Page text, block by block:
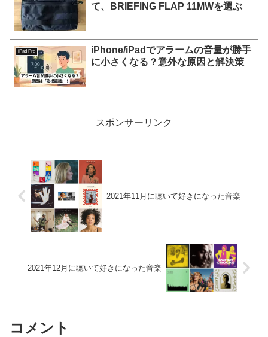
て、BRIEFING FLAP 11MWを選ぶ
iPad Pro
iPhone/iPadでアラームの音量が勝手
に小さくなる？意外な原因と解決策
スポンサーリンク
2021年11月に聴いて好きになった音楽
2021年12月に聴いて好きになった音楽
コメント